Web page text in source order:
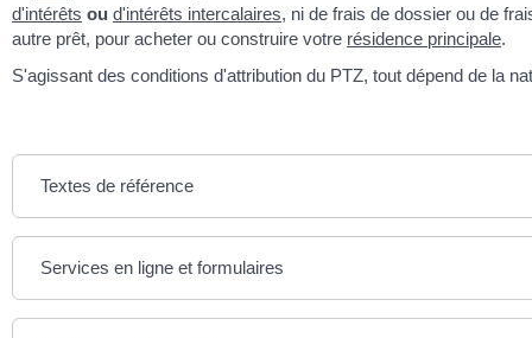
d'intérêts ou d'intérêts intercalaires, ni de frais de dossier ou de
autre prêt, pour acheter ou construire votre résidence principale.
S'agissant des conditions d'attribution du PTZ, tout dépend de la
Textes de référence
Services en ligne et formulaires